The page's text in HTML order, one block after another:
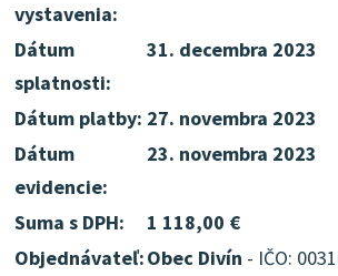
vystavenia:
Dátum
splatnosti:
31. decembra 2023
Dátum platby: 27. novembra 2023
Dátum
evidencie:
23. novembra 2023
Suma s DPH:
1 118,00 €
Objednávateľ:Obec Divín - IČO: